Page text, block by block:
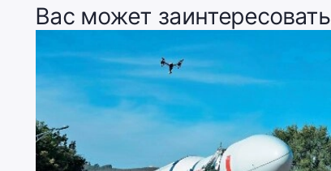
Вас может заинтересовать